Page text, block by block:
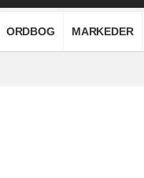
ORDBOG MARKEDER